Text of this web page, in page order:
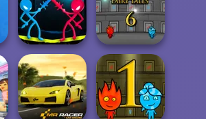
Deadshot.io
Cut The Rope
Magic
Stick Duel:
Medieval Wars
Fireboy and
Watergirl 6:
Fairy...